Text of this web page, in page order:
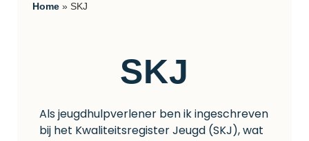
Home »SKJ
SKJ
Als jeugdhulpverlener ben ik ingeschreven
bij het Kwaliteitsregister Jeugd (SKJ), wat